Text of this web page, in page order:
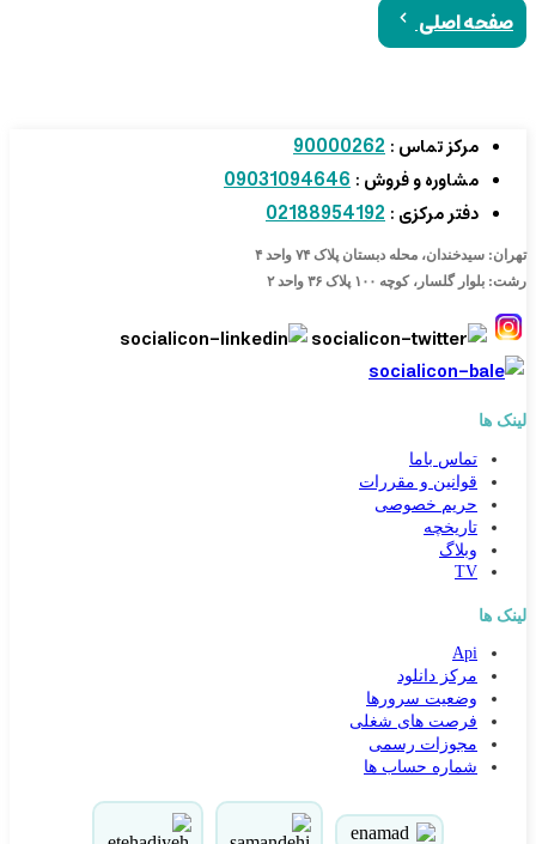
جهت ارتباط در پیامرسان بله کلیک کنید
تماس تلفنی با کارشناس فروش
09031094646
021-88954192
صفحه اصلی
مرکز تماس : 90000262
مشاوره و فروش : 09031094646
دفتر مرکزی : 02188954192
تهران: سیدخندان، محله دبستان پلاک ۷۴ واحد ۴
رشت: بلوار گلسار، کوچه ۱۰۰ پلاک ۳۶ واحد ۲
لینک ها
تماس باما
قوانین و مقررات
حریم خصوصی
تاریخچه
وبلاگ
TV
لینک ها
Api
مرکز دانلود
وضعیت سرورها
فرصت های شغلی
مجوزات رسمی
شماره حساب ها